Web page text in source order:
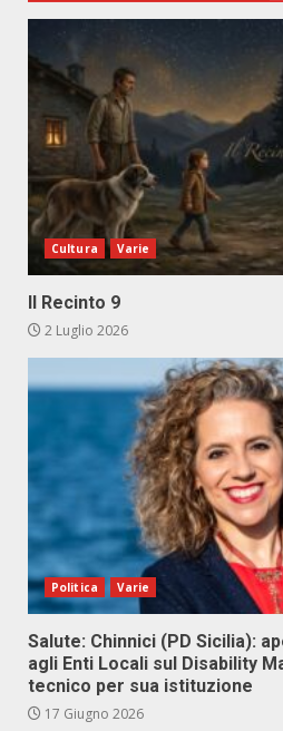
Cultura Varie
Il Recinto 9
2 Luglio 2026
Politica Varie
Salute: Chinnici (PD Sicilia):
agli Enti Locali sul Disability
tecnico per sua istituzione
17 Giugno 2026